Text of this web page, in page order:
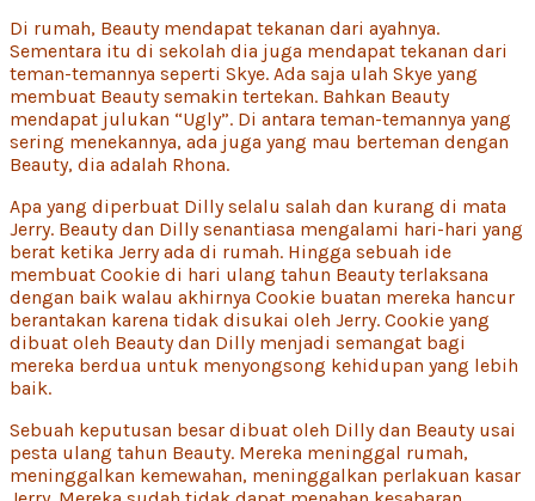
Di rumah, Beauty mendapat tekanan dari ayahnya.
Sementara itu di sekolah dia juga mendapat tekanan dari
teman-temannya seperti Skye. Ada saja ulah Skye yang
membuat Beauty semakin tertekan. Bahkan Beauty
mendapat julukan “Ugly”. Di antara teman-temannya yang
sering menekannya, ada juga yang mau berteman dengan
Beauty, dia adalah Rhona.
Apa yang diperbuat Dilly selalu salah dan kurang di mata
Jerry. Beauty dan Dilly senantiasa mengalami hari-hari yang
berat ketika Jerry ada di rumah. Hingga sebuah ide
membuat Cookie di hari ulang tahun Beauty terlaksana
dengan baik walau akhirnya Cookie buatan mereka hancur
berantakan karena tidak disukai oleh Jerry. Cookie yang
dibuat oleh Beauty dan Dilly menjadi semangat bagi
mereka berdua untuk menyongsong kehidupan yang lebih
baik.
Sebuah keputusan besar dibuat oleh Dilly dan Beauty usai
pesta ulang tahun Beauty. Mereka meninggal rumah,
meninggalkan kemewahan, meninggalkan perlakuan kasar